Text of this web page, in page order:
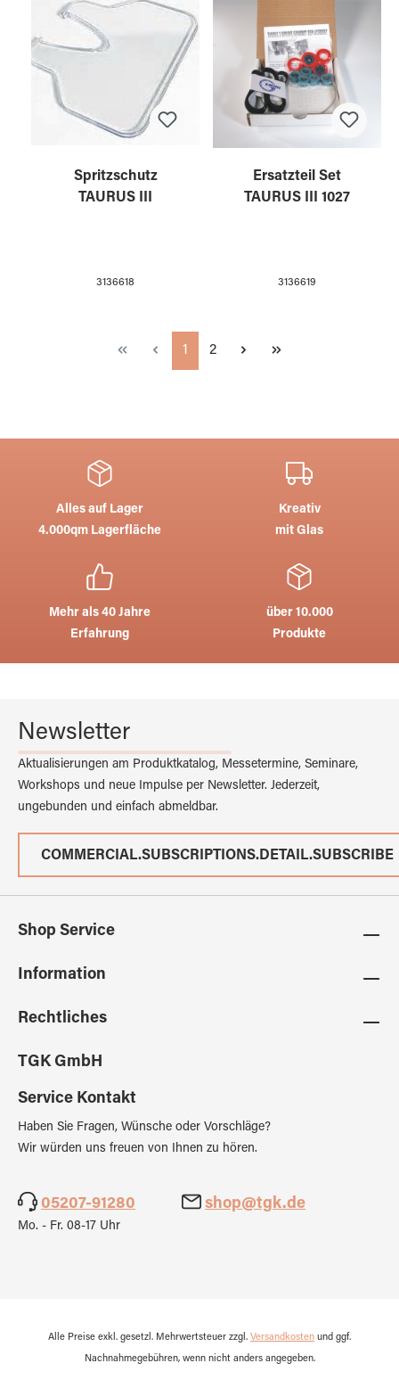
Spritzschutz
TAURUS III
3136618
Ersatzteil Set
TAURUS III 1027
3136619
Seite
1 Seite
2
Alles auf Lager
4.000qm Lagerfläche
Kreativ
mit Glas
Mehr als 40 Jahre
Erfahrung
über 10.000
Produkte
Newsletter
Aktualisierungen am Produktkatalog, Messetermine, Seminare,
Workshops und neue Impulse per Newsletter. Jederzeit,
ungebunden und einfach abmeldbar.
COMMERCIAL.SUBSCRIPTIONS.DETAIL.SUBSCRIBE
Shop Service
Information
Rechtliches
TGK GmbH
Service Kontakt
Haben Sie Fragen, Wünsche oder Vorschläge?
Wir würden uns freuen von Ihnen zu hören.
05207-91280 shop@tgk.de
Mo. - Fr. 08-17 Uhr
Alle Preise exkl. gesetzl. Mehrwertsteuer zzgl. Versandkosten und ggf.
Nachnahmegebühren, wenn nicht anders angegeben.